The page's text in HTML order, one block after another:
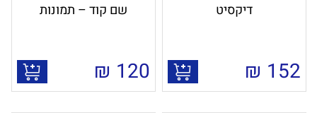
דיקסיט
152
₪
שם קוד – תמונות
120
₪